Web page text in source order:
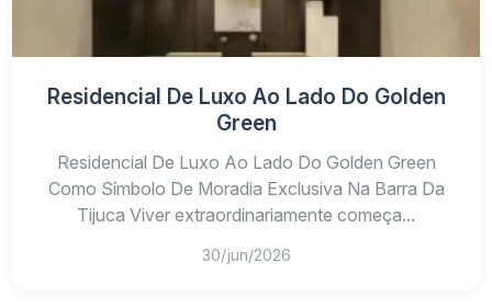
Residencial De Luxo Ao Lado Do Golden
Green
Residencial De Luxo Ao Lado Do Golden Green
Como Símbolo De Moradia Exclusiva Na Barra Da
Tijuca Viver extraordinariamente começa...
30/jun/2026